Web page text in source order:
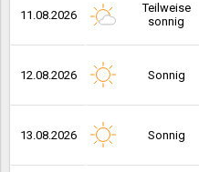
11.08.2026
Teilweise
sonnig
12.08.2026 Sonnig
13.08.2026 Sonnig